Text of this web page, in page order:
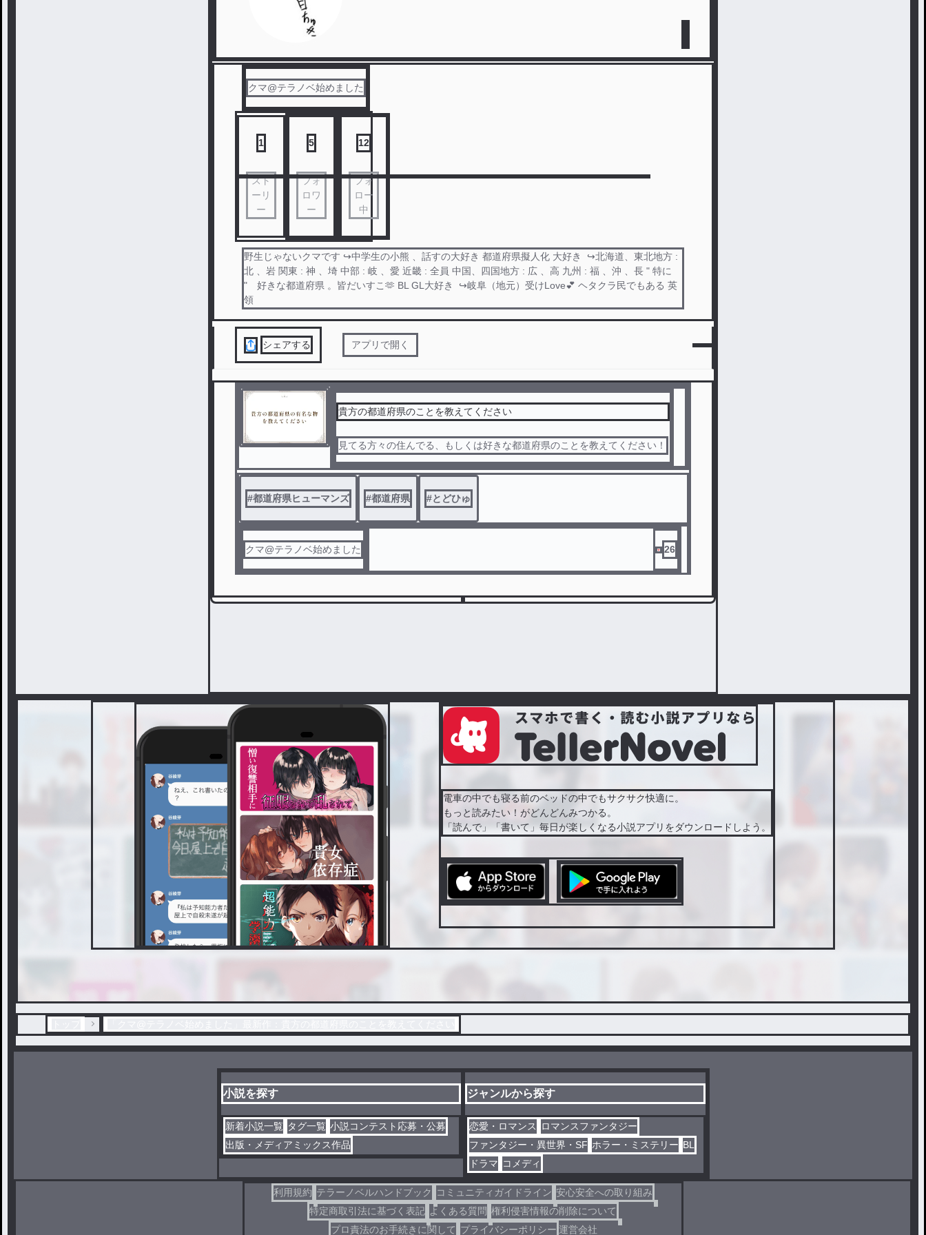
クマ@テラノベ始めました
1
スト
ーリ
ー
5
フォ
ロワ
ー
12
フォ
ロー
中
野生じゃないクマです ↪︎中学生の小熊 、話すの大好き 都道府県擬人化 大好き ︎ ↪︎北海道、東北地方 :
北 、岩 関東 : 神 、埼 中部 : 岐 、愛 近畿 : 全員 中国、四国地方 : 広 、高 九州 : 福 、沖 、長 " 特に
" 好きな都道府県 。皆だいすこ🫶 BL GL大好き ︎ ↪︎岐阜（地元）受けLove‪💕︎︎ ヘタクラ民でもある 英
領
シェアする アプリで開く
貴方の都道府県のことを教えてください
見てる方々の住んでる、もしくは好きな都道府県のことを教えてください！
#都道府県ヒューマンズ #都道府県 #とどひゅ
クマ@テラノベ始めました 26
電車の中でも寝る前のベッドの中でもサクサク快適に。
もっと読みたい！がどんどんみつかる。
「読んで」「書いて」毎日が楽しくなる小説アプリをダウンロードしよう。
小説を探す
新着小説一覧 タグ一覧 小説コンテスト応募・公募
出版・メディアミックス作品
ジャンルから探す
恋愛・ロマンス
ロマンスファンタジー
ファンタジー・異世界・SF ホラー・ミステリー BL
ドラマ コメディ
利用規約 テラーノベルハンドブック コミュニティガイドライン 安心安全への取り組み
特定商取引法に基づく表記 よくある質問 権利侵害情報の削除について
プロ責法のお手続きに関して プライバシーポリシー 運営会社